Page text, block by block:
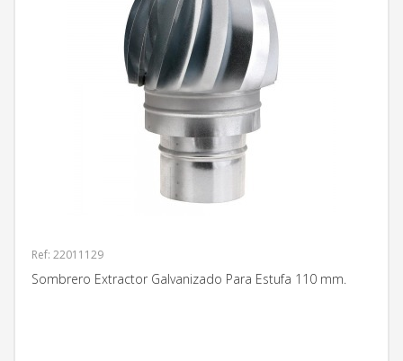
Ref: 22011129
Sombrero Extractor Galvanizado Para Estufa 110 mm.